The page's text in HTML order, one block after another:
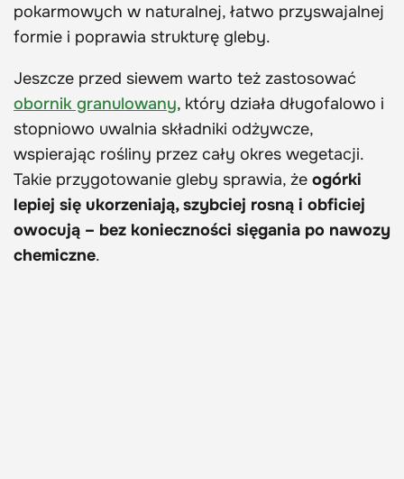
pokarmowych w naturalnej, łatwo przyswajalnej
formie i poprawia strukturę gleby.
Jeszcze przed siewem warto też zastosować
obornik granulowany, który działa długofalowo i
stopniowo uwalnia składniki odżywcze,
wspierając rośliny przez cały okres wegetacji.
Takie przygotowanie gleby sprawia, że ogórki
lepiej się ukorzeniają, szybciej rosną i obficiej
owocują – bez konieczności sięgania po nawozy
chemiczne.